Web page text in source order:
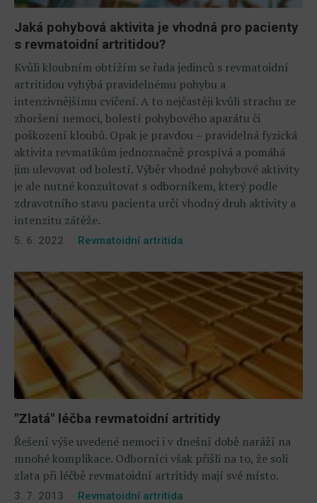
Jaká pohybová aktivita je vhodná pro pacienty
s revmatoidní artritidou?
Kvůli kloubním obtížím se řada jedinců s revmatoidní
artritidou vyhýbá pravidelnému pohybu a
intenzivnějšímu cvičení. A to nejčastěji kvůli strachu ze
zhoršení nemoci, bolestí pohybového aparátu či
poškození kloubů. Opak je pravdou – pravidelná fyzická
aktivita revmatikům jednoznačně prospívá a pomáhá
jim ulevovat od bolestí. Výběr vhodné pohybové aktivity
je ale nutné konzultovat s odborníkem, který podle
zdravotního stavu pacienta určí vhodný druh aktivity a
intenzitu zátěže.
5. 6. 2022 Revmatoidní artritida
"Zlatá" léčba revmatoidní artritidy
Řešení výše uvedené nemoci i v dnešní době naráží na
mnohé komplikace. Odborníci však přišli na to, že soli
zlata při léčbě revmatoidní artritidy mají své místo.
3. 7. 2013 Revmatoidní artritida